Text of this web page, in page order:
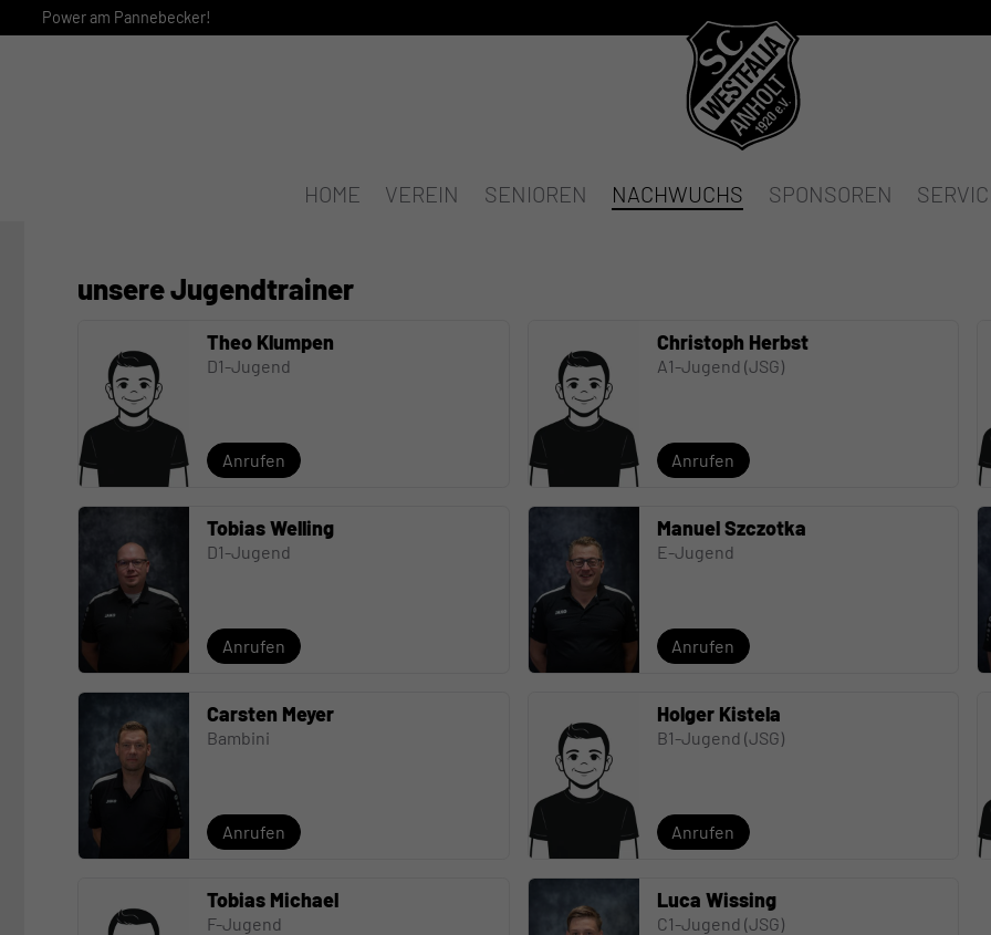
Power am Pannebecker!
HOME VEREIN SENIOREN NACHWUCHS SPONSOREN
unsere Jugendtrainer
Theo Klumpen
D1-Jugend
Anrufen
Christoph Herbst
A1-Jugend (JSG)
Anrufen
Tobias Welling
D1-Jugend
Anrufen
Manuel Szczotka
E-Jugend
Anrufen
Carsten Meyer
Bambini
Anrufen
Holger Kistela
B1-Jugend (JSG)
Anrufen
Tobias Michael
F-Jugend
Luca Wissing
C1-Jugend (JSG)